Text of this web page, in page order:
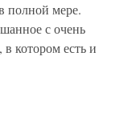
полной мере.
с очень
котором есть и